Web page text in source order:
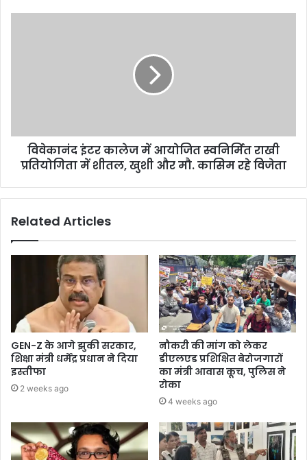
विवेकानंद इंटर कालेज में आयोजित स्वनिर्मित राखी
प्रतियोगिता में शीतल, खुशी और मौ. कासिम रहे विजेता
Related Articles
GEN-Z के आगे झुकी सरकार,
शिक्षा मंत्री धर्मेंद्र प्रधान ने दिया
इस्तीफा
2 weeks ago
नौकरी की मांग को लेकर
डीएलएड प्रशिक्षित बेरोजगारों
का मंत्री आवास कूच, पुलिस ने
रोका
4 weeks ago